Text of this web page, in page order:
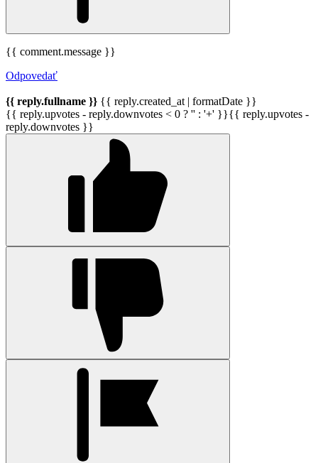
{{ comment.message }}
Odpovedať
{{ reply.fullname }} {{ reply.created_at | formatDate }}
{{ reply.upvotes - reply.downvotes < 0 ? '' : '+' }}{{ reply.upvotes -
reply.downvotes }}